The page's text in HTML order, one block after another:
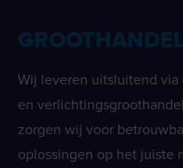
Wij leveren uitsluitend
en
zorgen wij voor
oplossingen op het juiste